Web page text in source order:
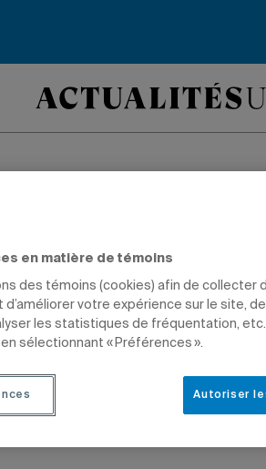
et
de
en matière de témoins
des témoins (cookies) afin de collecter
votre expérience sur le site,
les statistiques de fréquentation,
sélectionnant « Préférences ».
Autoriser